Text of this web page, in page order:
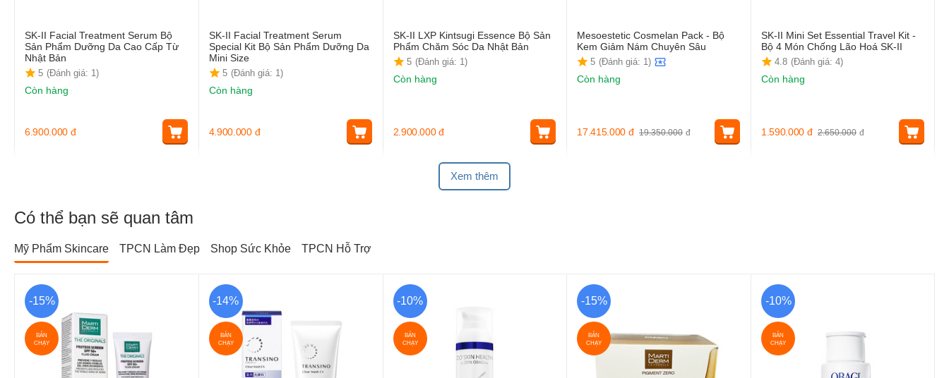
SK-II Facial Treatment Serum Bộ
Sản Phẩm Dưỡng Da Cao Cấp Từ
Nhật Bản
5 (Đánh giá: 1)
Còn hàng
6.900.000 đ
SK-II Facial Treatment Serum
Special Kit Bộ Sản Phẩm Dưỡng Da
Mini Size
5 (Đánh giá: 1)
Còn hàng
4.900.000 đ
SK-II LXP Kintsugi Essence Bộ Sản
Phẩm Chăm Sóc Da Nhật Bản
5 (Đánh giá: 1)
Còn hàng
2.900.000 đ
Mesoestetic Cosmelan Pack - Bộ
Kem Giảm Nám Chuyên Sâu
5 (Đánh giá: 1)
Còn hàng
19.350.000 đ
17.415.000 đ
SK-II Mini Set Essential Travel Kit -
Bộ 4 Món Chống Lão Hoá SK-II
4.8 (Đánh giá: 4)
Còn hàng
2.650.000 đ
1.590.000 đ
Xem thêm
Có thể bạn sẽ quan tâm
Mỹ Phẩm Skincare TPCN Làm Đẹp Shop Sức Khỏe TPCN Hỗ Trợ
-15%
BÁN
CHẠY
-14%
BÁN
CHẠY
-10%
BÁN
CHẠY
-15%
BÁN
CHẠY
-10%
BÁN
CHẠY